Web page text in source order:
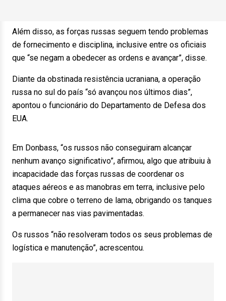
Além disso, as forças russas seguem tendo problemas
de fornecimento e disciplina, inclusive entre os oficiais
que “se negam a obedecer as ordens e avançar”, disse.
Diante da obstinada resistência ucraniana, a operação
russa no sul do país “só avançou nos últimos dias”,
apontou o funcionário do Departamento de Defesa dos
EUA.
Em Donbass, “os russos não conseguiram alcançar
nenhum avanço significativo”, afirmou, algo que atribuiu à
incapacidade das forças russas de coordenar os
ataques aéreos e as manobras em terra, inclusive pelo
clima que cobre o terreno de lama, obrigando os tanques
a permanecer nas vias pavimentadas.
Os russos “não resolveram todos os seus problemas de
logística e manutenção”, acrescentou.